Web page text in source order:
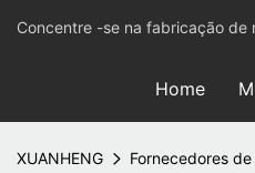
Concentre -se na fabricação de
Home
XUANHENG Fornecedores